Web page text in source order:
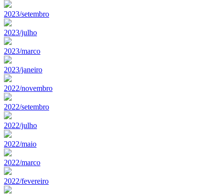
2023/setembro
2023/julho
2023/marco
2023/janeiro
2022/novembro
2022/setembro
2022/julho
2022/maio
2022/marco
2022/fevereiro